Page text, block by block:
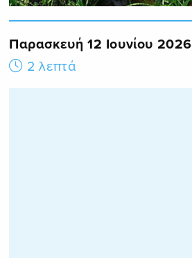
Παρασκευή 12 Ιουνίου 2026
2 λεπτά